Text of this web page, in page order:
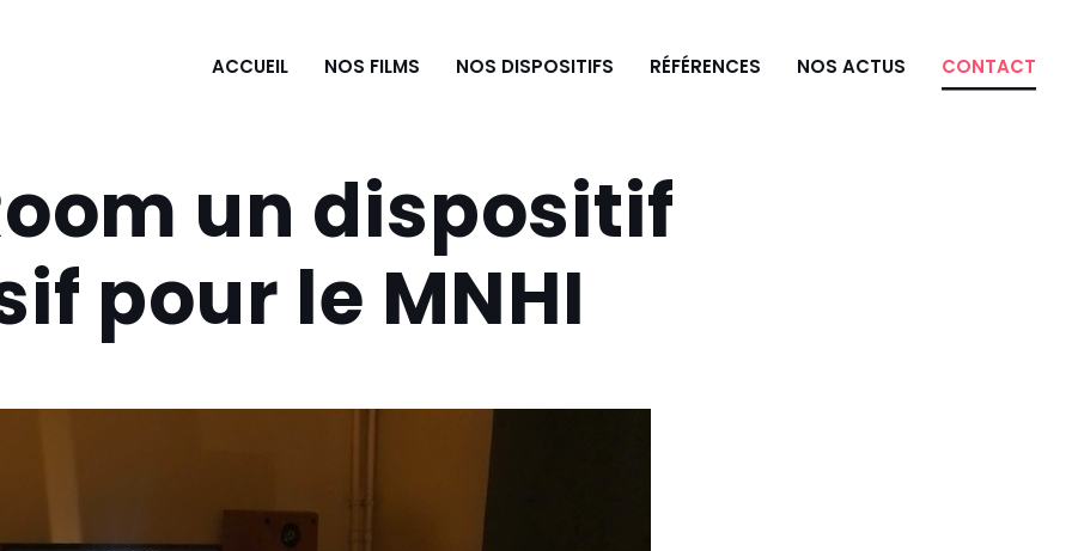
ACCUEIL NOS FILMS NOS DISPOSITIFS RÉFÉRENCES NOS ACTUS CONTACT
un dispositif
pour le MNHI